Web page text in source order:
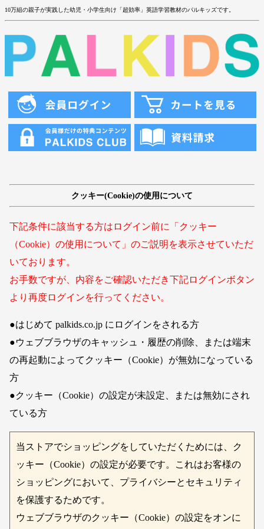
10万組の親子が実践した幼児・小学生向け「超効率」英語学習教材のパルキッズです。
クッキー(Cookie)の使用について
下記条件に該当する方はログイン前に「クッキー
（Cookie）の使用について」のご説明を表示させていただ
いております。
お手数ですが、内容をご確認いただき下記ログインボタン
より再度ログインを行ってください。
●はじめて palkids.co.jp にログインをされる方
●ウェブブラウザのキャッシュ・履歴の削除、または端末
の再起動によってクッキー（Cookie）が無効になっている
方
●クッキー（Cookie）の設定が未設定、または無効にされ
ている方
当ストアでショッピングをしていただくためには、ク
ッキー（Cookie）の設定が必要です。これはお客様の
ショッピングにおいて、プライバシーとセキュリティ
を保護するためです。
ウェブブラウザのクッキー（Cookie）の設定をオンに